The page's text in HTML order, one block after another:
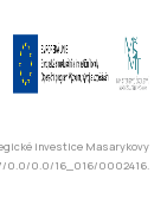
investice Masarykovy
0.0/0.0/16_016/0002416.